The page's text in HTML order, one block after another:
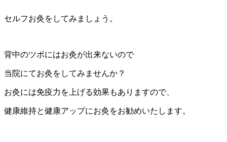
セルフお灸をしてみましょう。
背中のツボにはお灸が出来ないので
当院にてお灸をしてみませんか？
お灸には免疫力を上げる効果もありますので、
健康維持と健康アップにお灸をお勧めいたします。